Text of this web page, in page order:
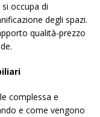
si occupa di
degli spazi.
qualità-prezzo
complessa e
e come vengono